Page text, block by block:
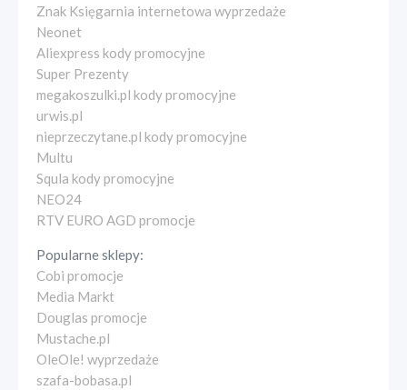
Znak Księgarnia internetowa wyprzedaże
Neonet
Aliexpress kody promocyjne
Super Prezenty
megakoszulki.pl kody promocyjne
urwis.pl
nieprzeczytane.pl kody promocyjne
Multu
Squla kody promocyjne
NEO24
RTV EURO AGD promocje
Popularne sklepy:
Cobi promocje
Media Markt
Douglas promocje
Mustache.pl
OleOle! wyprzedaże
szafa-bobasa.pl